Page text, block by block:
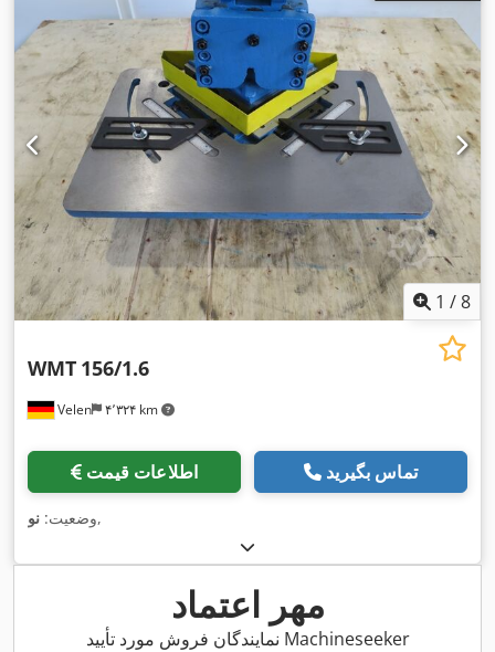
1 /8
Velen ۴٬۳۲۴ km
WMT 156/1.6
اطلاعات قیمت تماس بگیرید
وضعیت: نو ,
مهر اعتماد
نمایندگان فروش مورد تأیید Machineseeker